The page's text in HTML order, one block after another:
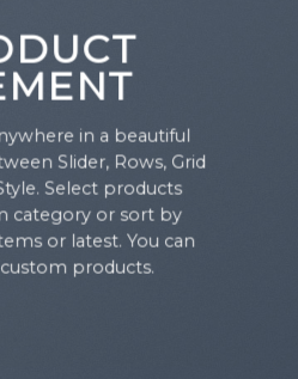
in a beautiful
Slider, Rows, Grid
Select products
category or sort by
or latest. You can
products.